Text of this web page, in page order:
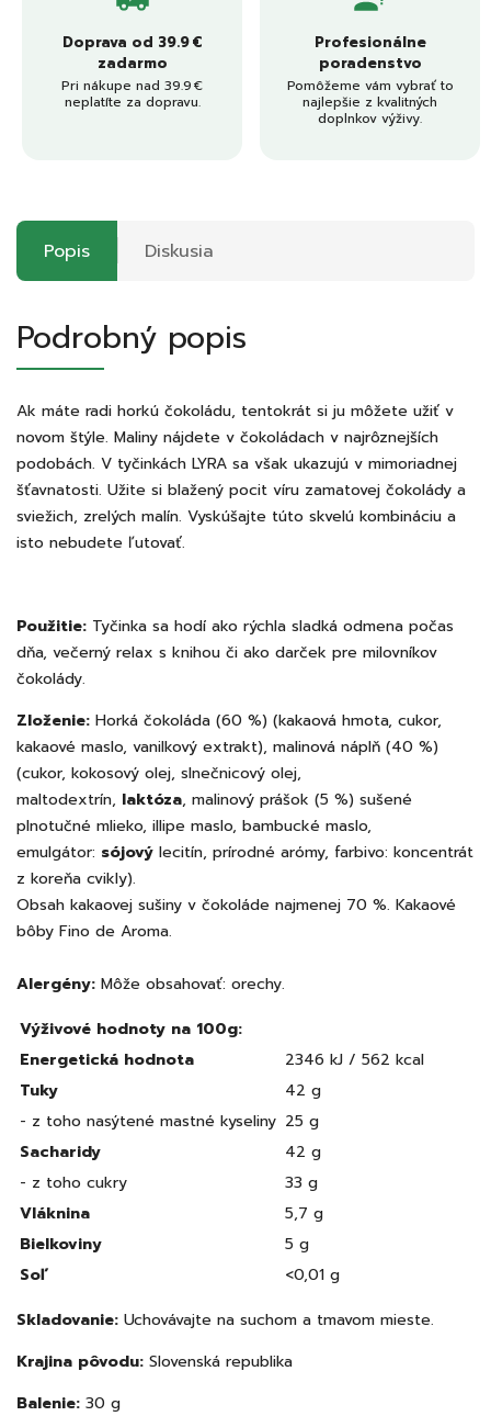
Doprava od 39.9 €
zadarmo
Pri nákupe nad 39.9 €
neplatíte za dopravu.
Profesionálne
poradenstvo
Pomôžeme vám vybrať to
najlepšie z kvalitných
doplnkov výživy.
Popis Diskusia
Podrobný popis
Ak máte radi horkú čokoládu, tentokrát si ju môžete užiť v
novom štýle. Maliny nájdete v čokoládach v najrôznejších
podobách. V tyčinkách LYRA sa však ukazujú v mimoriadnej
šťavnatosti. Užite si blažený pocit víru zamatovej čokolády a
sviežich, zrelých malín. Vyskúšajte túto skvelú kombináciu a
isto nebudete ľutovať.
Použitie: Tyčinka sa hodí ako rýchla sladká odmena počas
dňa, večerný relax s knihou či ako darček pre milovníkov
čokolády.
Zloženie: Horká čokoláda (60 %) (kakaová hmota, cukor,
kakaové maslo, vanilkový extrakt), malinová náplň (40 %)
(cukor, kokosový olej, slnečnicový olej,
maltodextrín, laktóza, malinový prášok (5 %) sušené
plnotučné mlieko, illipe maslo, bambucké maslo,
emulgátor: sójový lecitín, prírodné arómy, farbivo: koncentrát
z koreňa cvikly).
Obsah kakaovej sušiny v čokoláde najmenej 70 %. Kakaové
bôby Fino de Aroma.
Alergény: Môže obsahovať: orechy.
Výživové hodnoty na 100g:
Energetická hodnota
2346 kJ / 562 kcal
Tuky
42 g
- z toho nasýtené mastné kyseliny 25 g
Sacharidy
42 g
- z toho cukry
33 g
Vláknina
5,7 g
Bielkoviny
5 g
Soľ
<0,01 g
Skladovanie: Uchovávajte na suchom a tmavom mieste.
Krajina pôvodu: Slovenská republika
Balenie: 30 g